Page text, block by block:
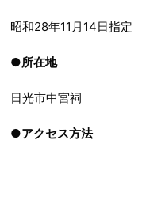
昭和28年11月14日指定
●所在地
日光市中宮祠
●アクセス方法